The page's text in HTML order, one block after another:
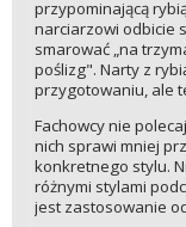
przypominającą
narciarzowi odbicie
smarować „na
poślizg". Narty z
przygotowaniu, ale
Fachowcy nie
nich sprawi mniej
konkretnego stylu.
różnymi stylami
jest zastosowanie